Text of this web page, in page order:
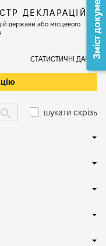
ДЕКЛАРАЦІЙ
держави або місцевого
СТАТИСТИЧНІ ДАНІ
шукати скрізь
Зміст документа